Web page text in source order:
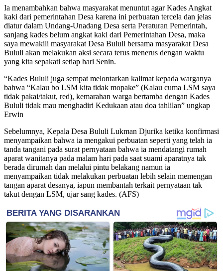
Ia menambahkan bahwa masyarakat menuntut agar Kades Angkat
kaki dari pemerintahan Desa karena ini perbuatan tercela dan jelas
diatur dalam Undang-Unadang Desa serta Peraturan Pemerintah,
sanjang kades belum angkat kaki dari Pemerintahan Desa, maka
saya mewakili masyarakat Desa Bululi bersama masyarakat Desa
Bululi akan melakukan aksi secara terus menerus dengan waktu
yang kita sepakati setiap hari Senin.
“Kades Bululi juga sempat melontarkan kalimat kepada warganya
bahwa “Kalau bo LSM kita tidak mopake” (Kalau cuma LSM saya
tidak pakai/takut, red), kemarahan warga bertamba dengan Kades
Bululi tidak mau menghadiri Kedukaan atau doa tahlilan” ungkap
Erwin
Sebelumnya, Kepala Desa Bululi Lukman Djurika ketika konfirmasi
menyampaikan bahwa ia mengakui perbuatan seperti yang telah ia
tanda tangani pada surat pernyataan bahwa ia mendatangi rumah
aparat wanitanya pada malam hari pada saat suami aparatnya tak
berada dirumah dan melalui pintu belakang namun ia
menyampaikan tidak melakukan perbuatan lebih selain memengan
tangan aparat desanya, iapun membantah terkait pernyataan tak
takut dengan LSM, ujar sang kades. (AFS)